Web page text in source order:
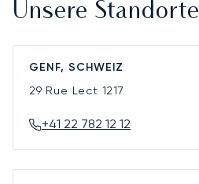
Unsere Standorte
GENF, SCHWEIZ
29 Rue Lect 1217
+41 22 782 12 12